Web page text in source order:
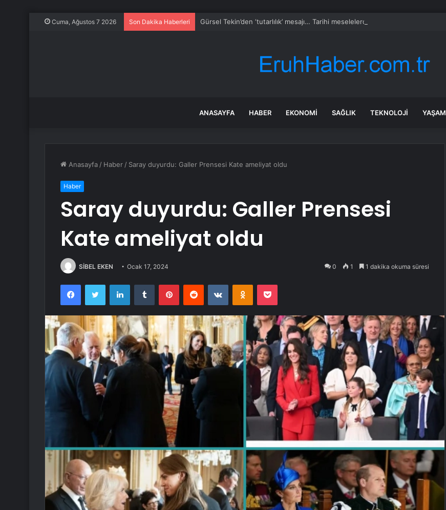
Cuma, Ağustos 7 2026 Son Dakika Haberleri Gürsel Tekin’den ‘tutarlılık’ mesajı… Tarihi meselelerde pusula net olmalı
ANASAYFA HABER EKONOMI SAĞLIK TEKNOLOJI YAŞAM
Anasayfa / Haber / Saray duyurdu: Galler Prensesi Kate ameliyat oldu
Haber
Saray duyurdu: Galler Prensesi
Kate ameliyat oldu
SİBEL EKEN Ocak 17, 2024 0 1 1 dakika okuma süresi
FacebookTwitter LinkedInTumblr PinterestReddit VKontakteOdnoklassniki
Pocket